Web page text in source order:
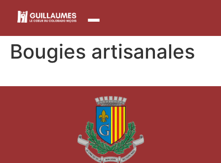
principal
Bougies artisanales